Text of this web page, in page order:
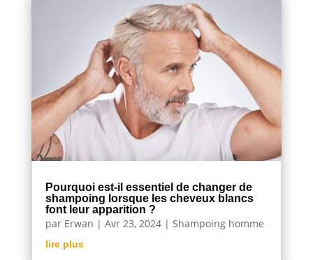
Pourquoi est-il essentiel de changer de
shampoing lorsque les cheveux blancs
font leur apparition ?
par Erwan | Avr 23, 2024| Shampoing homme
lire plus